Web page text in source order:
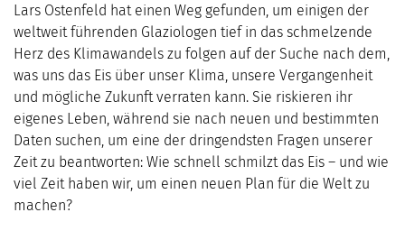
Lars Ostenfeld hat einen Weg gefunden, um einigen der
weltweit führenden Glaziologen tief in das schmelzende
Herz des Klimawandels zu folgen auf der Suche nach dem,
was uns das Eis über unser Klima, unsere Vergangenheit
und mögliche Zukunft verraten kann. Sie riskieren ihr
eigenes Leben, während sie nach neuen und bestimmten
Daten suchen, um eine der dringendsten Fragen unserer
Zeit zu beantworten: Wie schnell schmilzt das Eis – und wie
viel Zeit haben wir, um einen neuen Plan für die Welt zu
machen?